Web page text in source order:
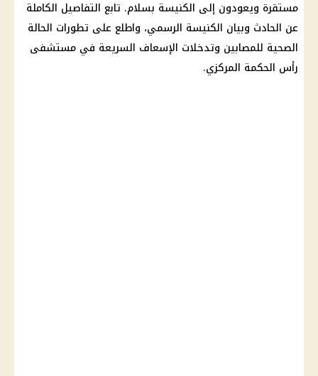
مستقرة ويعودون إلى الكنيسة بسلام. تابع التفاصيل الكاملة
عن الحادث وبيان الكنيسة الرسمي، واطلع على تطورات الحالة
الصحية للمصابين وتدخلات الإسعاف السريعة في مستشفى
رأس الحكمة المركزي.